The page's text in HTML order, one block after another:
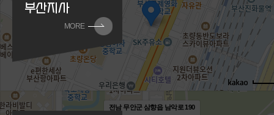
부산지사
MORE
전남 무안군 삼향읍 남악로 190